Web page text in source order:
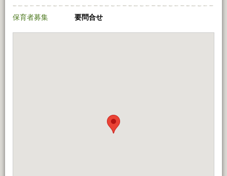
保育者募集 要問合せ